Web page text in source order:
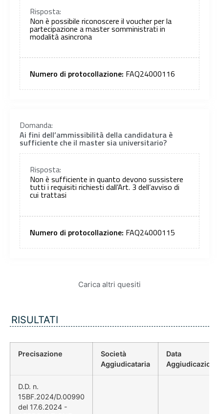
Risposta:
Non è possibile riconoscere il voucher per la
partecipazione a master somministrati in
modalità asincrona
Numero di protocollazione: FAQ24000116
Domanda:
Ai fini dell’ammissibilità della candidatura è
sufficiente che il master sia universitario?
Risposta:
Non è sufficiente in quanto devono sussistere
tutti i requisiti richiesti dall’Art. 3 dell’avviso di
cui trattasi
Numero di protocollazione: FAQ24000115
Carica altri quesiti
RISULTATI
Precisazione
Società
Aggiudicataria
Data
Aggiudicazione
D.D. n.
15BF.2024/D.00990
del 17.6.2024 -